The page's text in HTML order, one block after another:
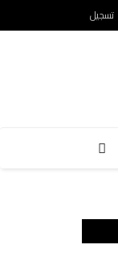
تسجيل